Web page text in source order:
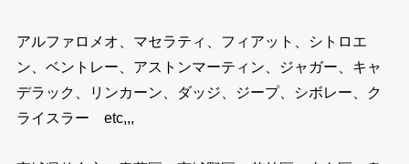
アルファロメオ、マセラティ、フィアット、シトロエ
ン、ベントレー、アストンマーティン、ジャガー、キャ
デラック、リンカーン、ダッジ、ジープ、シボレー、ク
ライスラー etc,,,